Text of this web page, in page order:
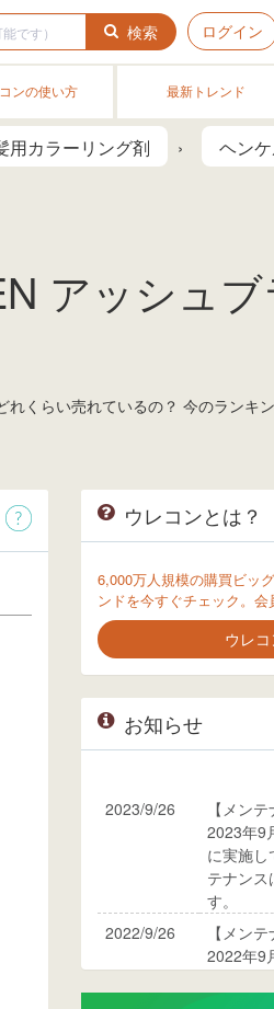
検索 ログイン
ンの使い方 最新トレンド
用カラーリング剤 ヘン
アッシュブ
くらい売れているの？ 今のランキ
ウレコンとは？
6,000万人規模の購買ビッ
ンドを今すぐチェック。会
ウレ
お知らせ
2023/9/26
【メン
2023年9
に実施し
テナンス
す。
2022/9/26
【メン
2022年9